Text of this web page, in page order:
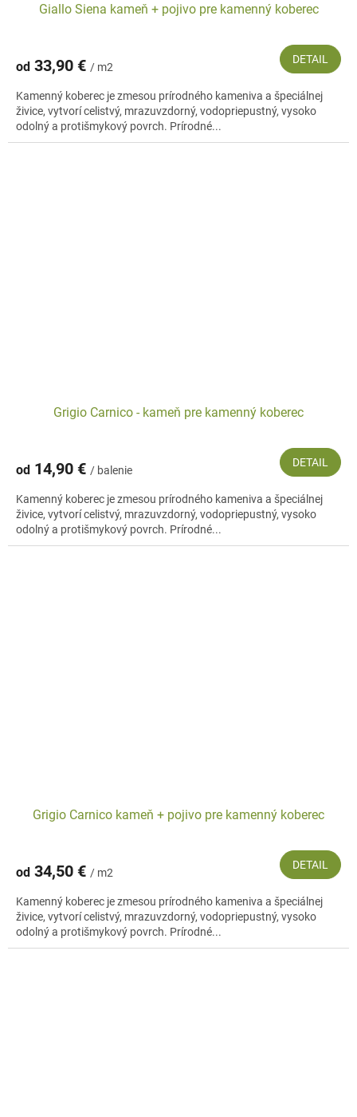
Giallo Siena kameň + pojivo pre kamenný koberec
od 33,90 € / m2
DETAIL
Kamenný koberec je zmesou prírodného kameniva a špeciálnej
živice, vytvorí celistvý, mrazuvzdorný, vodopriepustný, vysoko
odolný a protišmykový povrch. Prírodné...
Grigio Carnico - kameň pre kamenný koberec
od 14,90 € / balenie
DETAIL
Kamenný koberec je zmesou prírodného kameniva a špeciálnej
živice, vytvorí celistvý, mrazuvzdorný, vodopriepustný, vysoko
odolný a protišmykový povrch. Prírodné...
Grigio Carnico kameň + pojivo pre kamenný koberec
od 34,50 € / m2
DETAIL
Kamenný koberec je zmesou prírodného kameniva a špeciálnej
živice, vytvorí celistvý, mrazuvzdorný, vodopriepustný, vysoko
odolný a protišmykový povrch. Prírodné...